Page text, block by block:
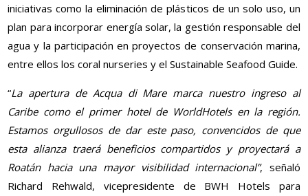
iniciativas como la eliminación de plásticos de un solo uso, un
plan para incorporar energía solar, la gestión responsable del
agua y la participación en proyectos de conservación marina,
entre ellos los coral nurseries y el Sustainable Seafood Guide.
“La apertura de Acqua di Mare marca nuestro ingreso al
Caribe como el primer hotel de WorldHotels en la región.
Estamos orgullosos de dar este paso, convencidos de que
esta alianza traerá beneficios compartidos y proyectará a
Roatán hacia una mayor visibilidad internacional”, señaló
Richard Rehwald, vicepresidente de BWH Hotels para